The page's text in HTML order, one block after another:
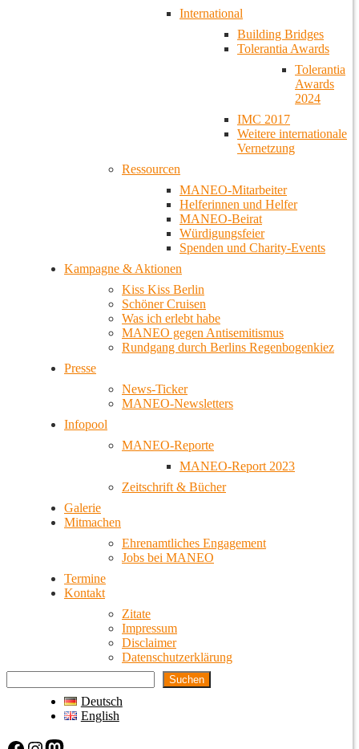
International
Building Bridges
Tolerantia Awards
Tolerantia
Awards
2024
IMC 2017
Weitere internationale
Vernetzung
Ressourcen
MANEO-Mitarbeiter
Helferinnen und Helfer
MANEO-Beirat
Würdigungsfeier
Spenden und Charity-Events
Kampagne & Aktionen
Kiss Kiss Berlin
Schöner Cruisen
Was ich erlebt habe
MANEO gegen Antisemitismus
Rundgang durch Berlins Regenbogenkiez
Presse
News-Ticker
MANEO-Newsletters
Infopool
MANEO-Reporte
MANEO-Report 2023
Zeitschrift & Bücher
Galerie
Mitmachen
Ehrenamtliches Engagement
Jobs bei MANEO
Termine
Kontakt
Zitate
Impressum
Disclaimer
Datenschutzerklärung
Suchen
Deutsch
English